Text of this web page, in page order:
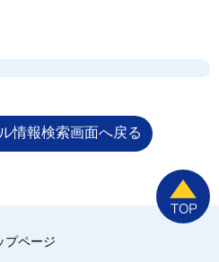
情報検索画面へ戻る
プページ